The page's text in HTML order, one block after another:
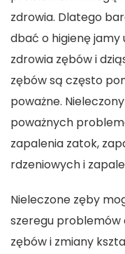
zdrowia. Dlatego
dbać o higienę
zdrowia zębów i
zębów są często
poważne.
poważnych
zapalenia zatok,
rdzeniowych i
Nieleczone zęby
szeregu
zębów i zmiany